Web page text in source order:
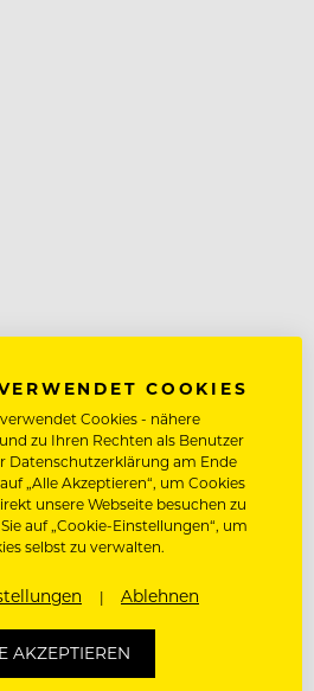
COOKIES
Cookies - nähere
zu Ihren Rechten als Benutzer
Datenschutzerklärung am Ende
„Alle Akzeptieren“, um Cookies
unsere Webseite besuchen zu
auf „Cookie-Einstellungen“, um
selbst zu verwalten.
Ablehnen
AKZEPTIEREN